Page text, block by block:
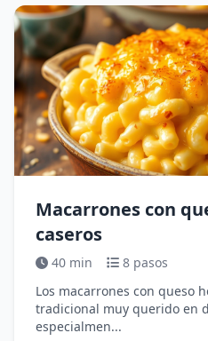
Macarrones con
caseros
40 min
8 pasos
Los macarrones con queso
tradicional muy querido en
especialmen...